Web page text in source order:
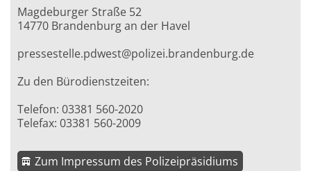
Magdeburger Straße 52
14770 Brandenburg an der Havel
pressestelle.pdwest@polizei.brandenburg.de
Zu den Bürodienstzeiten:
Telefon: 03381 560-2020
Telefax: 03381 560-2009
Zum Impressum des Polizeipräsidiums